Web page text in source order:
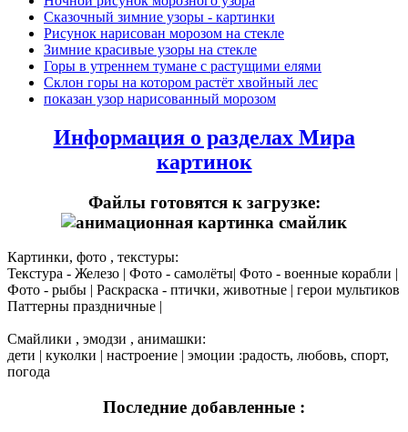
Сказочный зимние узоры - картинки
Рисунок нарисован морозом на стекле
Зимние красивые узоры на стекле
Горы в утреннем тумане с растущими елями
Склон горы на котором растёт хвойный лес
показан узор нарисованный морозом
Информация о разделах Мира
картинок
Файлы готовятся к загрузке:
Картинки, фото , текстуры:
Текстура - Железо | Фото - самолёты| Фото - военные корабли |
Фото - рыбы | Раскраска - птички, животные | герои мультиков
Паттерны праздничные |
Смайлики , эмодзи , анимашки:
дети | куколки | настроение | эмоции :радость, любовь, спорт,
погода
Последние добавленные :